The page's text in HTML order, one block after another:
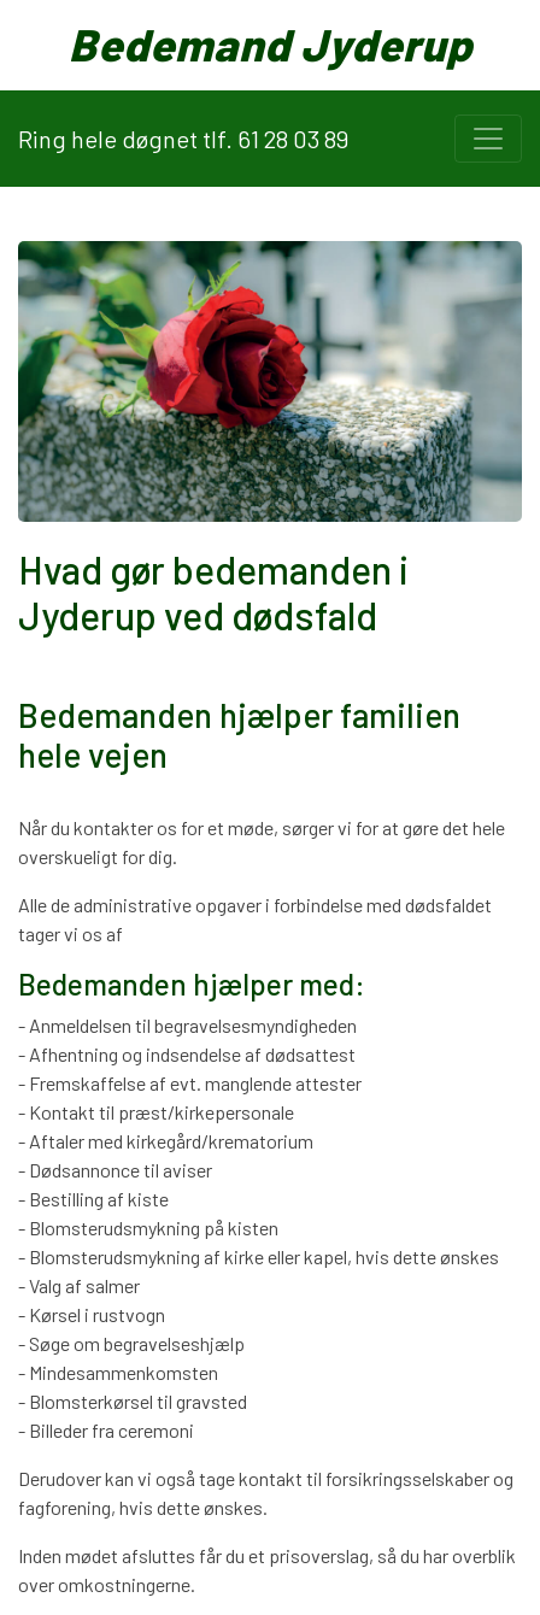
Bedemand Jyderup
Ring hele døgnet tlf. 61 28 03 89
Hvad gør bedemanden i
Jyderup ved dødsfald
Bedemanden hjælper familien
hele vejen
Når du kontakter os for et møde, sørger vi for at gøre det hele
overskueligt for dig.
Alle de administrative opgaver i forbindelse med dødsfaldet
tager vi os af
Bedemanden hjælper med:
- Anmeldelsen til begravelsesmyndigheden
- Afhentning og indsendelse af dødsattest
- Fremskaffelse af evt. manglende attester
- Kontakt til præst/kirkepersonale
- Aftaler med kirkegård/krematorium
- Dødsannonce til aviser
- Bestilling af kiste
- Blomsterudsmykning på kisten
- Blomsterudsmykning af kirke eller kapel, hvis dette ønskes
- Valg af salmer
- Kørsel i rustvogn
- Søge om begravelseshjælp
- Mindesammenkomsten
- Blomsterkørsel til gravsted
- Billeder fra ceremoni
Derudover kan vi også tage kontakt til forsikringsselskaber og
fagforening, hvis dette ønskes.
Inden mødet afsluttes får du et prisoverslag, så du har overblik
over omkostningerne.